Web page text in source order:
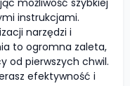
możliwość szybkiej
instrukcjami.
narzędzi i
to ogromna zaleta,
od pierwszych chwil.
efektywność i